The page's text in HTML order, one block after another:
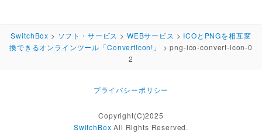
SwitchBox > ソフト・サービス > WEBサービス > ICOとPNGを相互変
換できるオンラインツール「ConvertIcon!」
>png-ico-convert-icon-0
2
プライバシーポリシー
Copyright(C)2025
SwitchBox All Rights Reserved.